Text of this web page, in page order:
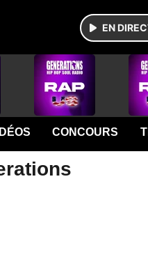
EN
CONCOURS